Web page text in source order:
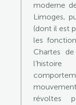
moderne
Limoges,
(dont il est
les
Chartes
révoltes